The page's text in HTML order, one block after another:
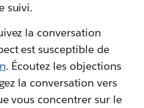
suivi.
la conversation
est susceptible de
. Écoutez les objections
la conversation vers
vous concentrer sur le